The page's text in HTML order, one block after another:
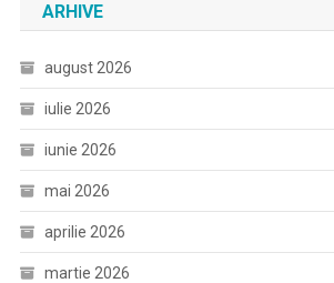
ARHIVE
august 2026
iulie 2026
iunie 2026
mai 2026
aprilie 2026
martie 2026